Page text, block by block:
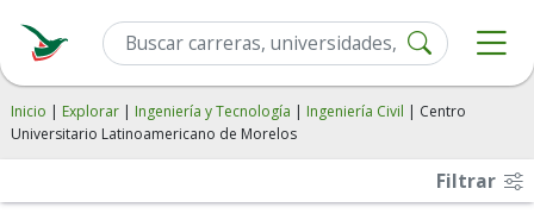
Inicio | Explorar | Ingeniería y Tecnología | Ingeniería Civil | Centro
Universitario Latinoamericano de Morelos
Filtrar